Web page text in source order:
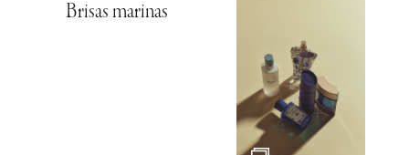
Brisas marinas